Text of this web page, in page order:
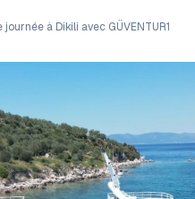
à Dikili avec GÜVENTUR1